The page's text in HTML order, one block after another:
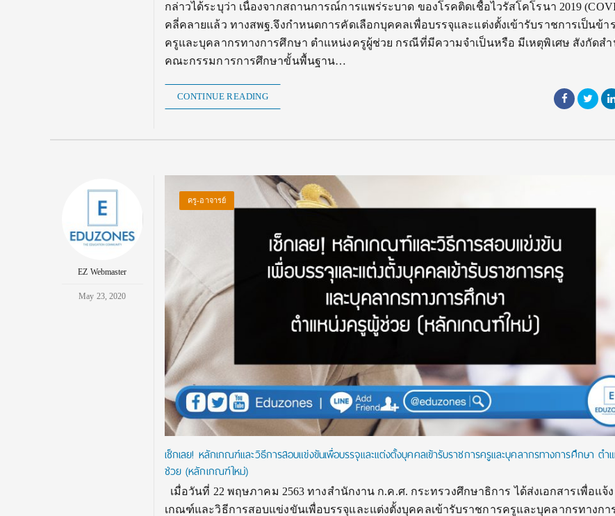
กล่าวได้ระบุว่า เนื่องจากสถานการณ์การแพร่ระบาด ของโรคติดเชื้อไวรัสโคโรนา 2019
คลี่คลายแล้ว ทางสพฐ.จึงกําหนดการคัดเลือกบุคคลเพื่อบรรจุและแต่งตั้งเข้ารับราชการเป็นข้า
ครูและบุคลากรทางการศึกษา ตําแหน่งครูผู้ช่วย กรณีที่มีความจําเป็นหรือ มีเหตุพิเศษ สังกัดสํ
คณะกรรมการการศึกษาขั้นพื้นฐาน…
CONTINUE READING
EZ Webmaster
May 23, 2020
ครู-อาจารย์
เช็กเลย! หลักเกณฑ์และวิธีการสอบแข่งขันเพื่อบรรจุและแต่งตั้งบุคคลเข้ารับราชการครูและบุคลากรทางการศึกษา ต
ช่วย (หลักเกณฑ์ใหม่)
เมื่อวันที่ 22 พฤษภาคม 2563 ทางสำนักงาน ก.ค.ศ. กระทรวงศึกษาธิการ ได้ส่งเอกสารเพื่อแจ้
เกณฑ์และวิธีการสอบแข่งขันเพื่อบรรจุและแต่งตั้งบุคคลเข้ารับราชการครูและบุคลากรทางกา